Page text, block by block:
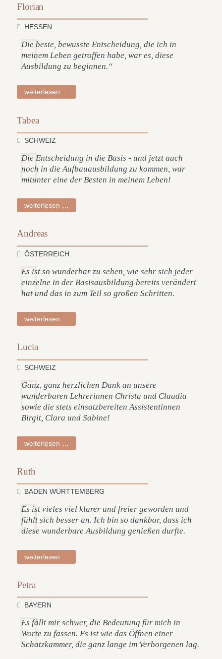
Florian
HESSEN
Die beste, bewusste Entscheidung, die ich in
meinem Leben getroffen habe, war es, diese
Ausbildung zu beginnen.“
weiterlesen …
Tabea
SCHWEIZ
Die Entscheidung in die Basis - und jetzt auch
noch in die Aufbauausbildung zu kommen, war
mitunter eine der Besten in meinem Leben!
weiterlesen …
Andreas
ÖSTERREICH
Es ist so wunderbar zu sehen, wie sehr sich jeder
einzelne in der Basisausbildung bereits verändert
hat und das in zum Teil so großen Schritten.
weiterlesen …
Lucia
SCHWEIZ
Ganz, ganz herzlichen Dank an unsere
wunderbaren Lehrerinnen Christa und Claudia
sowie die stets einsatzbereiten Assistentinnen
Birgit, Clara und Sabine!
weiterlesen …
Ruth
BADEN WÜRTTEMBERG
Es ist vieles viel klarer und freier geworden und
fühlt sich besser an. Ich bin so dankbar, dass ich
diese wunderbare Ausbildung genießen durfte.
weiterlesen …
Petra
BAYERN
Es fällt mir schwer, die Bedeutung für mich in
Worte zu fassen. Es ist wie das Öffnen einer
Schatzkammer, die ganz lange im Verborgenen lag.